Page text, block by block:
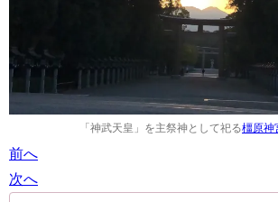
「神武天皇」を主祭神として祀る橿原神
前へ
次へ